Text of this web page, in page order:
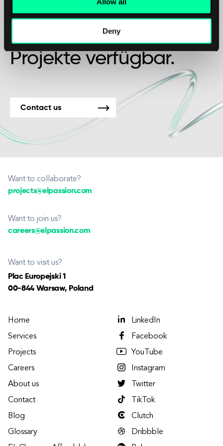
Deny
Freundschaft?
Wir sind für neue
Projekte verfügbar.
Contact us
Want to collaborate?
projects@elpassion.com
Want to join us?
careers@elpassion.com
Want to visit us?
Plac Europejski 1
00-844 Warsaw, Poland
Home
Services
Projects
Careers
About us
Contact
Blog
Glossary
LinkedIn
Facebook
YouTube
Instagram
Twitter
TikTok
Clutch
Dribbble